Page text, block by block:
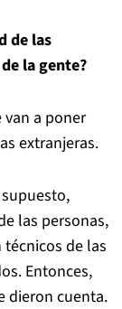
de las
la gente?
van a poner
extranjeras.
las personas,
de las
Entonces,
dieron cuenta.